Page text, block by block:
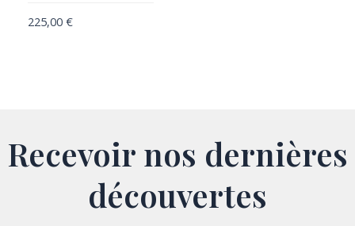
225,00 €
Recevoir nos dernières
découvertes